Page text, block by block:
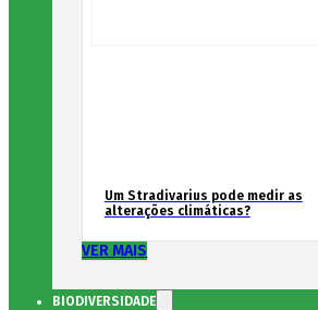
Um Stradivarius pode medir as
alterações climáticas?
VER MAIS
BIODIVERSIDADE